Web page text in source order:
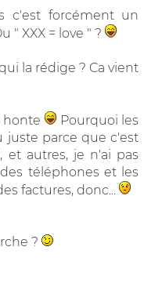
c'est forcément un
XXX = love " ?
la rédige ? Ca vient
honte
Pourquoi les
juste parce que c'est
et autres, je n'ai pas
téléphones et les
factures, donc...
?